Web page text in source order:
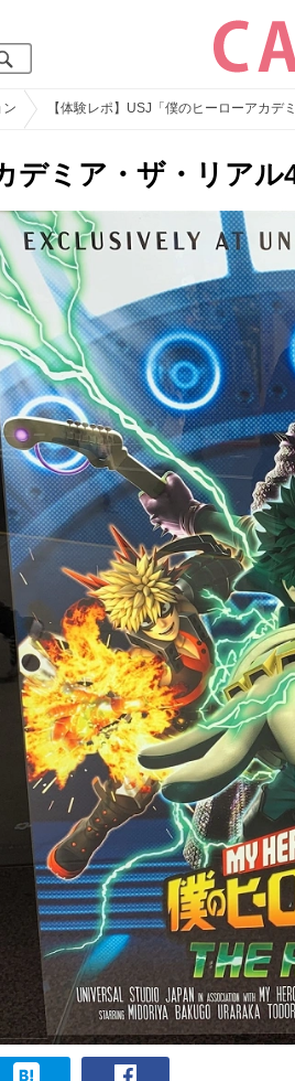
ン 【体験レポ】USJ「僕のヒーローアカ
デミア・ザ・リアル